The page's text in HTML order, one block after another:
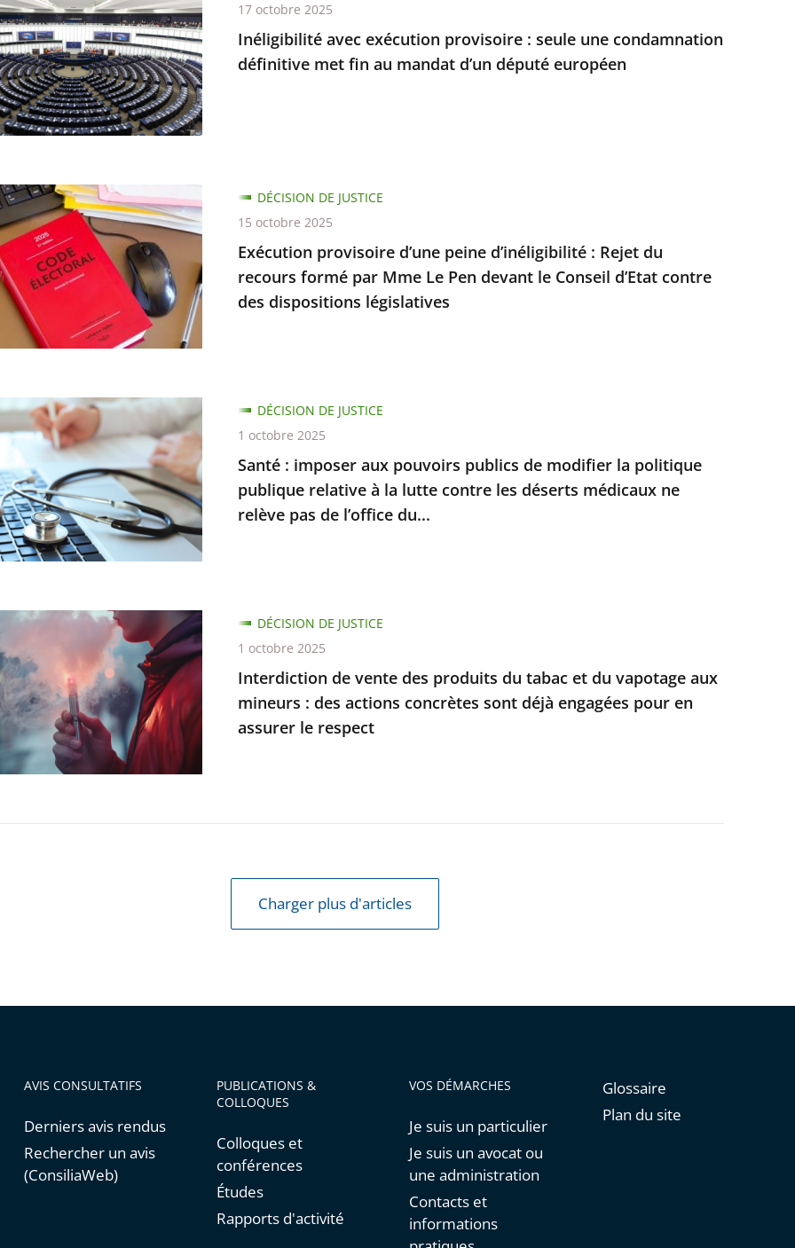
Inéligibilité avec exécution provisoire : seule une condamnation
définitive met fin au mandat d’un député européen
17 octobre 2025
Exécution provisoire d’une peine d’inéligibilité : Rejet du
recours formé par Mme Le Pen devant le Conseil d’Etat contre
des dispositions législatives
DÉCISION DE JUSTICE
15 octobre 2025
Santé : imposer aux pouvoirs publics de modifier la politique
publique relative à la lutte contre les déserts médicaux ne
relève pas de l’office du...
DÉCISION DE JUSTICE
1 octobre 2025
Interdiction de vente des produits du tabac et du vapotage aux
mineurs : des actions concrètes sont déjà engagées pour en
assurer le respect
DÉCISION DE JUSTICE
1 octobre 2025
Charger plus d'articles
AVIS CONSULTATIFS
Derniers avis rendus
Rechercher un avis
(ConsiliaWeb)
PUBLICATIONS &
COLLOQUES
Colloques et
conférences
Études
Rapports d'activité
VOS DÉMARCHES
Je suis un particulier
Je suis un avocat ou
une administration
Contacts et
informations
Glossaire
Plan du site